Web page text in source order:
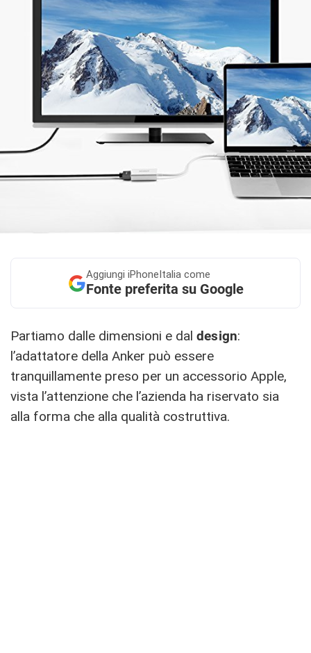
Aggiungi iPhoneItalia come
Fonte preferita su Google
Partiamo dalle dimensioni e dal design:
l’adattatore della Anker può essere
tranquillamente preso per un accessorio Apple,
vista l’attenzione che l’azienda ha riservato sia
alla forma che alla qualità costruttiva.